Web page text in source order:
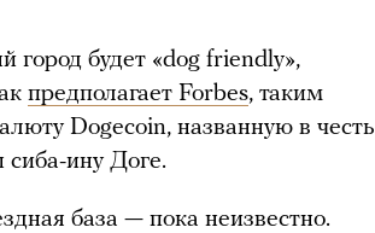
город будет «dog friendly»,
предполагает Forbes, таким
Dogecoin, названную в честь
сиба-ину Доге.
база — пока неизвестно.